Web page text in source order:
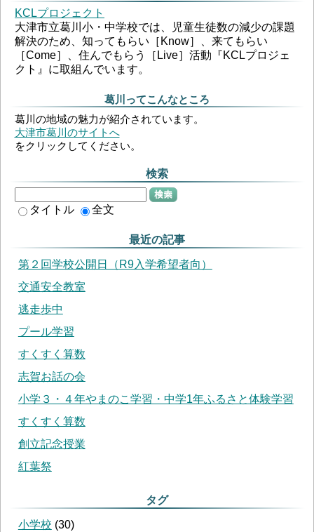
KCLプロジェクト
大津市立葛川小・中学校では、児童生徒数の減少の課題
解決のため、知ってもらい［Know］、来てもらい
［Come］、住んでもらう［Live］活動『KCLプロジェ
クト』に取組んでいます。
葛川ってこんなところ
葛川の地域の魅力が紹介されています。
大津市葛川のサイトへ
をクリックしてください。
検索
検索
タイトル 全文
最近の記事
第２回学校公開日（R9入学希望者向）
交通安全教室
逃走歩中
プール学習
すくすく算数
志賀お話の会
小学３・４年やまのこ学習・中学1年ふるさと体験学習
すくすく算数
創立記念授業
紅葉祭
タグ
小学校 (30)